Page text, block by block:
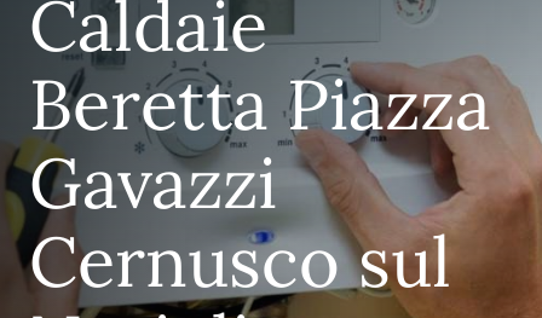
Caldaie
Beretta Piazza
Gavazzi
Cernusco sul